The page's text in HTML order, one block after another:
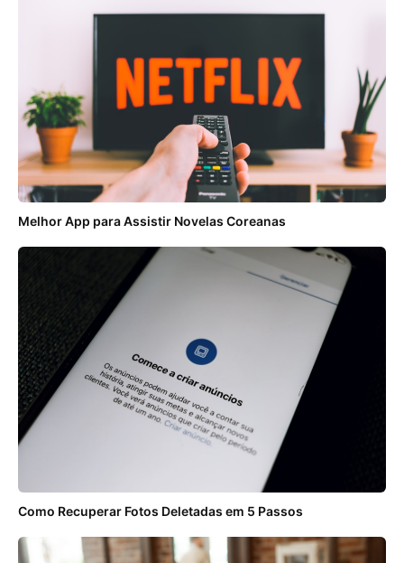
Melhor App para Assistir Novelas Coreanas
Como Recuperar Fotos Deletadas em 5 Passos